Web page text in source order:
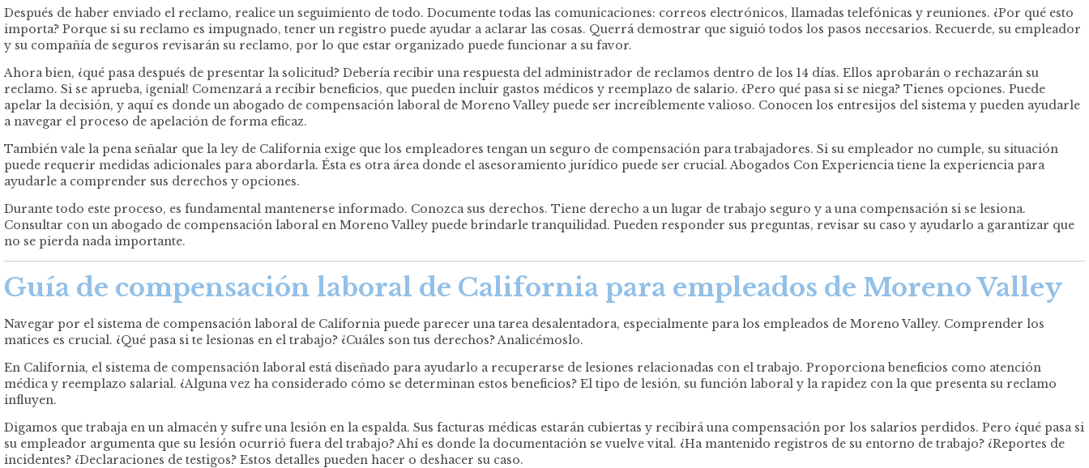
Después de haber enviado el reclamo, realice un seguimiento de todo. Documente todas las comunicaciones: correos electrónicos, llamadas telefónicas y reuniones. ¿Por qué esto
importa? Porque si su reclamo es impugnado, tener un registro puede ayudar a aclarar las cosas. Querrá demostrar que siguió todos los pasos necesarios. Recuerde, su empleador
y su compañía de seguros revisarán su reclamo, por lo que estar organizado puede funcionar a su favor.
Ahora bien, ¿qué pasa después de presentar la solicitud? Debería recibir una respuesta del administrador de reclamos dentro de los 14 días. Ellos aprobarán o rechazarán su
reclamo. Si se aprueba, ¡genial! Comenzará a recibir beneficios, que pueden incluir gastos médicos y reemplazo de salario. ¿Pero qué pasa si se niega? Tienes opciones. Puede
apelar la decisión, y aquí es donde un abogado de compensación laboral de Moreno Valley puede ser increíblemente valioso. Conocen los entresijos del sistema y pueden ayudarle
a navegar el proceso de apelación de forma eficaz.
También vale la pena señalar que la ley de California exige que los empleadores tengan un seguro de compensación para trabajadores. Si su empleador no cumple, su situación
puede requerir medidas adicionales para abordarla. Ésta es otra área donde el asesoramiento jurídico puede ser crucial. Abogados Con Experiencia tiene la experiencia para
ayudarle a comprender sus derechos y opciones.
Durante todo este proceso, es fundamental mantenerse informado. Conozca sus derechos. Tiene derecho a un lugar de trabajo seguro y a una compensación si se lesiona.
Consultar con un abogado de compensación laboral en Moreno Valley puede brindarle tranquilidad. Pueden responder sus preguntas, revisar su caso y ayudarlo a garantizar que
no se pierda nada importante.
Guía de compensación laboral de California para empleados de Moreno Valley
Navegar por el sistema de compensación laboral de California puede parecer una tarea desalentadora, especialmente para los empleados de Moreno Valley. Comprender los
matices es crucial. ¿Qué pasa si te lesionas en el trabajo? ¿Cuáles son tus derechos? Analicémoslo.
En California, el sistema de compensación laboral está diseñado para ayudarlo a recuperarse de lesiones relacionadas con el trabajo. Proporciona beneficios como atención
médica y reemplazo salarial. ¿Alguna vez ha considerado cómo se determinan estos beneficios? El tipo de lesión, su función laboral y la rapidez con la que presenta su reclamo
influyen.
Digamos que trabaja en un almacén y sufre una lesión en la espalda. Sus facturas médicas estarán cubiertas y recibirá una compensación por los salarios perdidos. Pero ¿qué pasa si
su empleador argumenta que su lesión ocurrió fuera del trabajo? Ahí es donde la documentación se vuelve vital. ¿Ha mantenido registros de su entorno de trabajo? ¿Reportes de
incidentes? ¿Declaraciones de testigos? Estos detalles pueden hacer o deshacer su caso.